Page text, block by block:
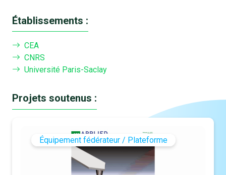
Établissements :
CEA
CNRS
Université Paris-Saclay
Projets soutenus :
Équipement fédérateur / Plateforme